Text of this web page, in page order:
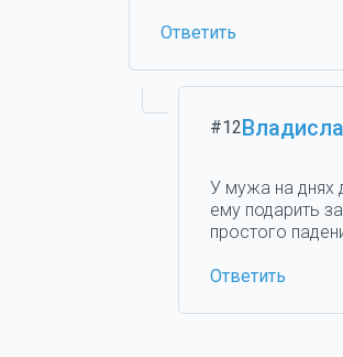
Ответить
#12
У мужа на днях
ему подарить
простого
Ответить